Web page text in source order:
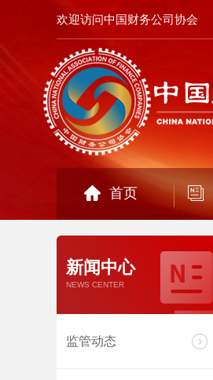
欢迎访问中国财务公司协会
首页
新闻中心
NEWS CENTER
监管动态